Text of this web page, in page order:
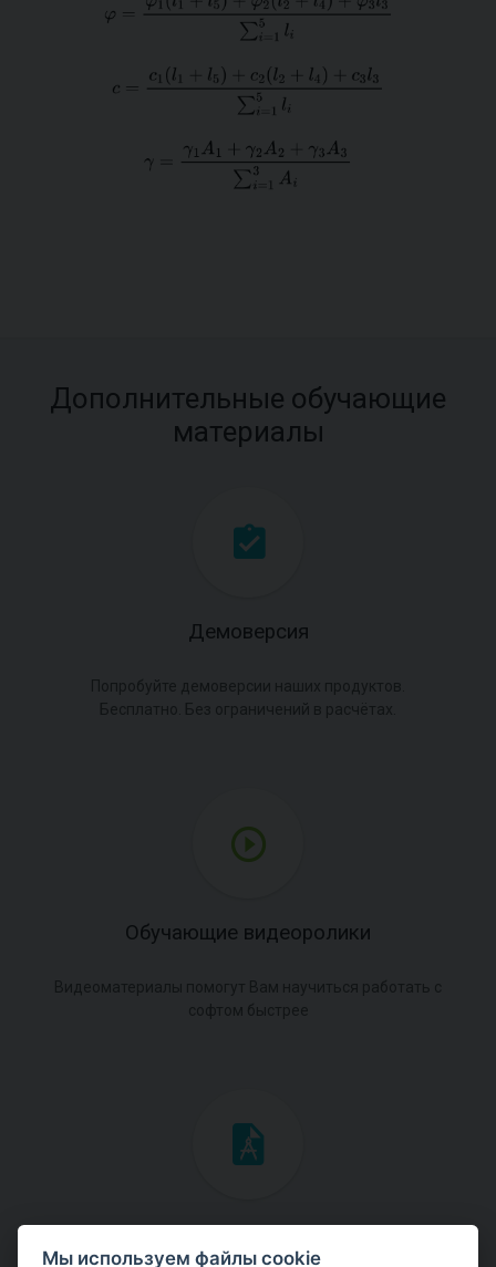
Дополнительные обучающие
материалы
Демоверсия
Обучающие видеоролики
Мы используем файлы cookie